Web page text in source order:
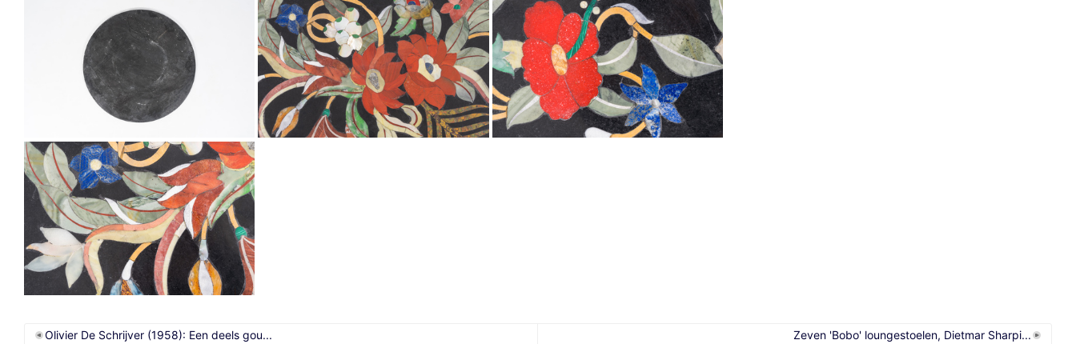
Olivier De Schrijver (1958): Een deels gou... Zeven 'Bobo' loungestoelen, Dietmar Sharpi...